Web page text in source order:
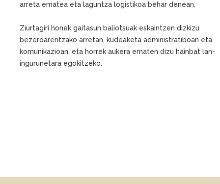
arreta ematea eta laguntza logistikoa behar denean.
Ziurtagiri honek gaitasun baliotsuak eskaintzen dizkizu
bezeroarentzako arretan, kudeaketa administratiboan eta
komunikazioan, eta horrek aukera ematen dizu hainbat lan-
ingurunetara egokitzeko.